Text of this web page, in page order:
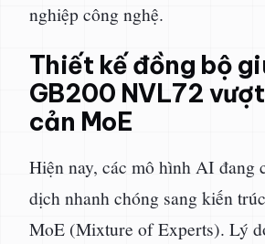
nghiệp công nghệ.
Thiết kế đồng bộ
GB200 NVL72
cản MoE
Hiện nay, các mô hình AI đang
dịch nhanh chóng sang kiến
MoE (Mixture of Experts). Lý